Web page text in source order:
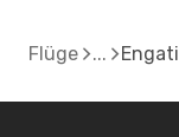
Flüge Engati